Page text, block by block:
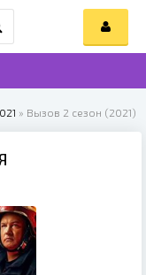
» Вызов 2 сезон (2021)